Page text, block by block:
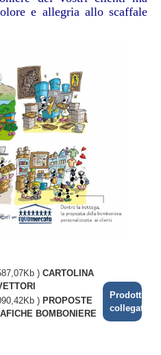
e allegria allo scaffale
) CARTOLINA
) PROPOSTE
BOMBONIERE
Prodotti
collegati